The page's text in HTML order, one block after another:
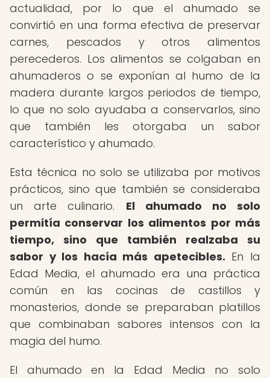
actualidad, por lo que el ahumado se
convirtió en una forma efectiva de preservar
carnes, pescados y otros alimentos
perecederos. Los alimentos se colgaban en
ahumaderos o se exponían al humo de la
madera durante largos periodos de tiempo,
lo que no solo ayudaba a conservarlos, sino
que también les otorgaba un sabor
característico y ahumado.
Esta técnica no solo se utilizaba por motivos
prácticos, sino que también se consideraba
un arte culinario. El ahumado no solo
permitía conservar los alimentos por más
tiempo, sino que también realzaba su
sabor y los hacía más apetecibles. En la
Edad Media, el ahumado era una práctica
común en las cocinas de castillos y
monasterios, donde se preparaban platillos
que combinaban sabores intensos con la
magia del humo.
El ahumado en la Edad Media no solo